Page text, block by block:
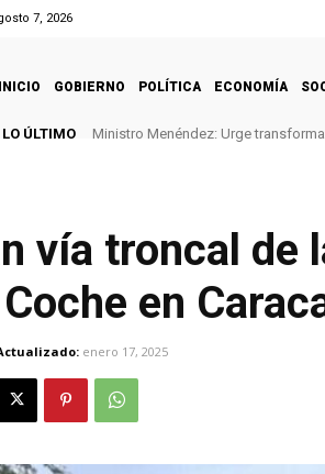
7, 2026
INICIO GOBIERNO POLÍTICA ECONOMÍA
LO ÚLTIMO Ministro Menéndez: Urge
vía troncal de
en
enero 17, 2025